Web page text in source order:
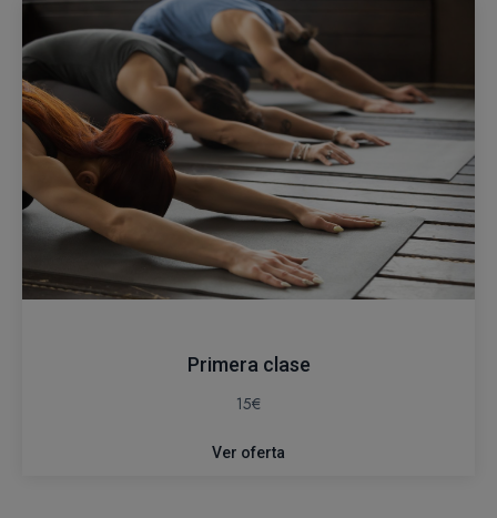
Primera clase
15€
Ver oferta